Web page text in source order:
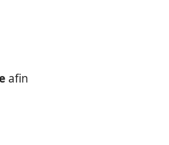
afin